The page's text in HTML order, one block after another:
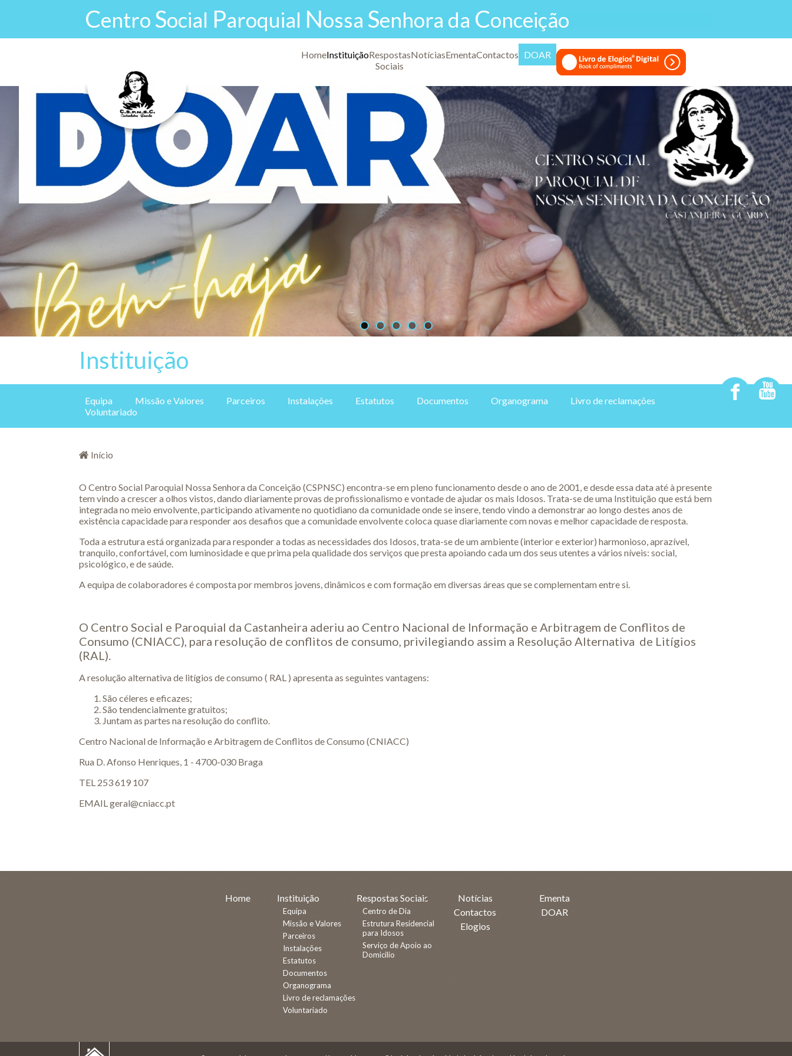
Centro Social Paroquial Nossa Senhora da Conceição
HomeInstituiçãoRespostas
Sociais
NotíciasEmentaContactos DOAR
Instituição
Equipa Missão e Valores Parceiros Instalações Estatutos Documentos Organograma
Livro de reclamações
Voluntariado
Está aqui
Início
O Centro Social Paroquial Nossa Senhora da Conceição (CSPNSC) encontra-se em pleno funcionamento desde o ano de 2001, e desde essa data até à presente
tem vindo a crescer a olhos vistos, dando diariamente provas de profissionalismo e vontade de ajudar os mais Idosos. Trata-se de uma Instituição que está bem
integrada no meio envolvente, participando ativamente no quotidiano da comunidade onde se insere, tendo vindo a demonstrar ao longo destes anos de
existência capacidade para responder aos desafios que a comunidade envolvente coloca quase diariamente com novas e melhor capacidade de resposta.
Toda a estrutura está organizada para responder a todas as necessidades dos Idosos, trata-se de um ambiente (interior e exterior) harmonioso, aprazível,
tranquilo, confortável, com luminosidade e que prima pela qualidade dos serviços que presta apoiando cada um dos seus utentes a vários níveis: social,
psicológico, e de saúde.
A equipa de colaboradores é composta por membros jovens, dinâmicos e com formação em diversas áreas que se complementam entre si.
O Centro Social e Paroquial da Castanheira aderiu ao Centro Nacional de Informação e Arbitragem de Conflitos de
Consumo (CNIACC), para resolução de conflitos de consumo, privilegiando assim a Resolução Alternativa de Litígios
(RAL).
A resolução alternativa de litígios de consumo ( RAL ) apresenta as seguintes vantagens:
São céleres e eficazes;
São tendencialmente gratuitos;
Juntam as partes na resolução do conflito.
Centro Nacional de Informação e Arbitragem de Conflitos de Consumo (CNIACC)
Rua D. Afonso Henriques, 1 - 4700-030 Braga
TEL 253 619 107
EMAILgeral@cniacc.pt
Home Instituição
Equipa
Missão e Valores
Parceiros
Instalações
Estatutos
Documentos
Organograma
Livro de reclamações
Voluntariado
Respostas Sociais
Centro de Dia
Estrutura Residencial
para Idosos
Serviço de Apoio ao
Domicilio
Notícias
Ementa
Contactos
DOAR
Elogios